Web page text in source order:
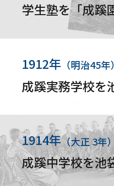
学生塾を「成蹊
1912年 （明治45年）
成蹊実務学校を
1914年（大正 3年
成蹊中学校を池